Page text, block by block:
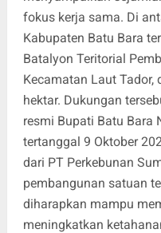
fokus kerja sama. Di
Kabupaten Batu Bara
Batalyon Teritorial
Kecamatan Laut Tador,
hektar. Dukungan
resmi Bupati Batu
tertanggal 9 Oktober
dari PT Perkebunan
pembangunan satuan
diharapkan mampu
meningkatkan